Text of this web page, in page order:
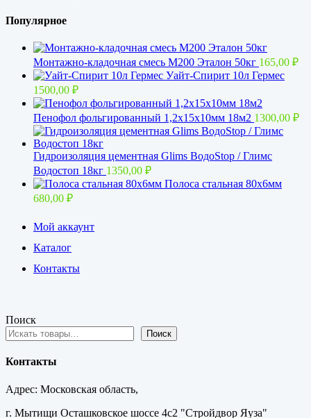
Популярное
Монтажно-кладочная смесь М200 Эталон 50кг 165,00 ₽
Уайт-Спирит 10л Гермес
1500,00 ₽
Пенофол фольгированный 1,2x15х10мм 18м2 1300,00 ₽
Гидроизоляция цементная Glims BoдoStop / Глимс
Водостоп 18кг 1350,00 ₽
Полоса стальная 80х6мм
680,00 ₽
Мой аккаунт
Каталог
Контакты
Поиск
Поиск
Контакты
Адрес: Московская область,
г. Мытищи Осташковское шоссе 4с2 "Стройдвор Яуза"